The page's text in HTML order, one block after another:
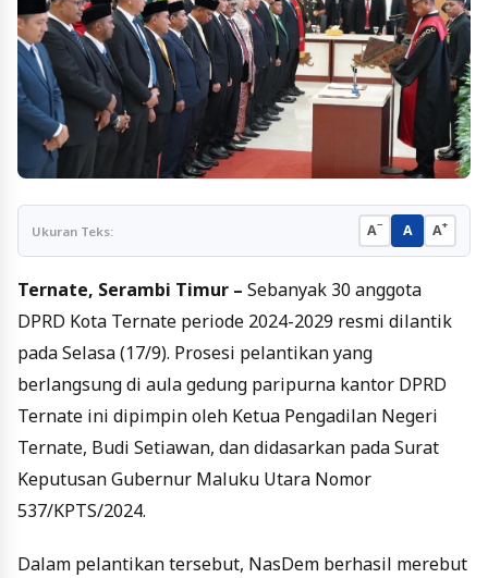
Ukuran Teks: A− A A+
Ternate, Serambi Timur – Sebanyak 30 anggota
DPRD Kota Ternate periode 2024-2029 resmi dilantik
pada Selasa (17/9). Prosesi pelantikan yang
berlangsung di aula gedung paripurna kantor DPRD
Ternate ini dipimpin oleh Ketua Pengadilan Negeri
Ternate, Budi Setiawan, dan didasarkan pada Surat
Keputusan Gubernur Maluku Utara Nomor
537/KPTS/2024.
Dalam pelantikan tersebut, NasDem berhasil merebut